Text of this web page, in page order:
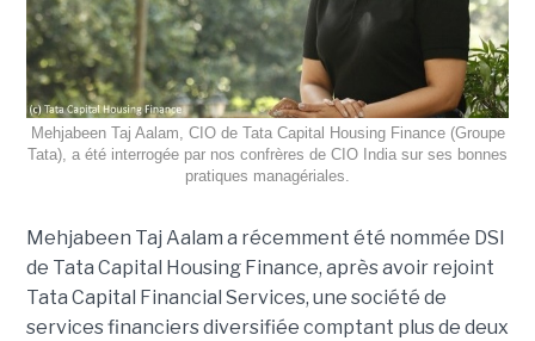
Mehjabeen Taj Aalam, CIO de Tata Capital Housing Finance (Groupe
Tata), a été interrogée par nos confrères de CIO India sur ses bonnes
pratiques managériales.
Mehjabeen Taj Aalam a récemment été nommée DSI
de Tata Capital Housing Finance, après avoir rejoint
Tata Capital Financial Services, une société de
services financiers diversifiée comptant plus de deux